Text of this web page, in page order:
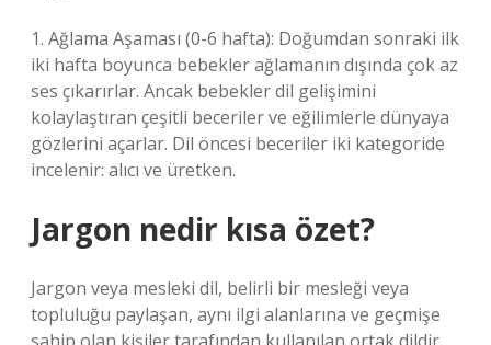
1. Ağlama Aşaması (0-6 hafta): Doğumdan sonraki ilk
iki hafta boyunca bebekler ağlamanın dışında çok az
ses çıkarırlar. Ancak bebekler dil gelişimini
kolaylaştıran çeşitli beceriler ve eğilimlerle dünyaya
gözlerini açarlar. Dil öncesi beceriler iki kategoride
incelenir: alıcı ve üretken.
Jargon nedir kısa özet?
Jargon veya mesleki dil, belirli bir mesleği veya
topluluğu paylaşan, aynı ilgi alanlarına ve geçmişe